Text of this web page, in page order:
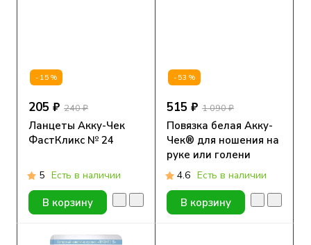
-15%
205 ₽ 240 ₽
Ланцеты Акку-Чек
ФастКликс № 24
5 Есть в наличии
В корзину
-53%
515 ₽ 1 090 ₽
Повязка белая Акку-
Чек® для ношения на
руке или голени
4.6 Есть в наличии
В корзину